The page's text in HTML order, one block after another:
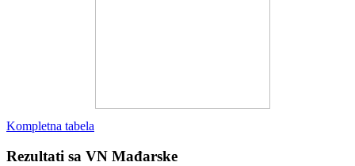
Kompletna tabela
Rezultati sa VN Mađarske